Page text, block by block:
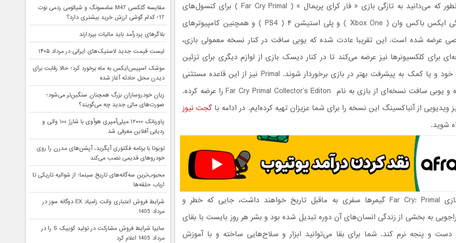
همانطور که می‌دانید به تازگی بازی « فار کرای پریمال » ( Far Cry Primal ) برای کنسول‌های
خانگی ایکس باکس وان ( Xbox One ) و پلی استیشن ۴ ( PS4 ) و همچنین کامپیوتر‌های
عرضه شده است. این تقریبا عادت شده که یوبی سافت در کنار نسخه معمولی بازی،
برای کلکسیونرها نیز عرضه می‌‌کند تا در کنار دیسک بازی از لوازم دیگری برای تزئین
اتاق خود و یا کمک به پیشرفت بهتر در بازی برخوردار شوند. Primal نیز از این قاعده مستثنی
نبوده و یوبی سافت نسخه‌‌ای از بازی به نام Far Cry Primal Collector’s Editon را عرضه کرده.
ویدیویی از آنباکسینگ این نسخه را برای شما عزیزان تهیه کرده‌ایم. در ادامه با گجت نیوز
شوید.
در بازی Far Cry: Primal گیمرها سفری به ماقبل تاریخ خواهند داشت، جایی که خطر و
به بخشی از زندگی انسان‌های آن دوره تبدیل شده بود و بشر هر روز بایست با بقای
و پنجه نرم کند. شما برای بقا می‌توانید ابزار و سلاح‌هایی ساخته و با آموزش
مقایسه گلکسی M47 سامسونگ و شیائومی ردمی نوت
17؛ کدام گوشی ارزش خرید بیشتری دارد؟
بلاگرهای پردرآمد باید مالیات بپردازند
لیست قیمت جدید لاستیک‌های ایرانی در مرداد ۱۴۰۵
موشک اسپیس‌ایکس به ماه برخورد کرد؛ حالا رقابت برای
دیدن محل حادثه آغاز شده
زیان خودروسازان بزرگ همچنان سنگین‌تر می‌شود؛
صورت‌های مالی جدید چه می‌گویند؟
پاوربانک ۱۲۰۰۰ میلی‌آمپری هوآوی با شارژ ۱۰۰ واتی و
ردیابی آفلاین معرفی شد
تویوتا با برنامه فکتوری آپگرید، آپشن‌های مدرن را روی
خودروهای قدیمی نصب می‌کند
محبوب‌ترین سه‌گانه‌های تاریخ سینما؛ از شوالیه تاریکی تا
ارباب حلقه‌ها
شرایط فروش اعتباری وانت زامیاد EX دوگانه سوز در
مرداد 1405
سایپا شرایط فروش مشارکت در تولید کوییک S را در
مرداد 1405 اعلام کرد